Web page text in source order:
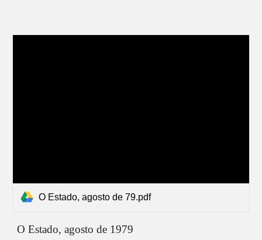
O Estado, agosto de 79.pdf
O Estado, agosto de 1979